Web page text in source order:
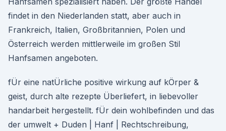
findet in den Niederlanden statt, aber auch in
Frankreich, Italien, Großbritannien, Polen und
Österreich werden mittlerweile im großen Stil
Hanfsamen angeboten.
fÜr eine natÜrliche positive wirkung auf kÖrper &
geist, durch alte rezepte Überliefert, in liebevoller
handarbeit hergestellt. fÜr dein wohlbefinden und das
der umwelt + Duden | Hanf | Rechtschreibung,